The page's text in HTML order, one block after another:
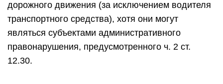
дорожного движения (за исключением водителя
транспортного средства), хотя они могут
являться субъектами административного
правонарушения, предусмотренного ч. 2 ст.
12.30.